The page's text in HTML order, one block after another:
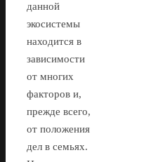
данной
экосистемы
находится в
зависимости
от многих
факторов и,
прежде всего,
от положения
дел в семьях.